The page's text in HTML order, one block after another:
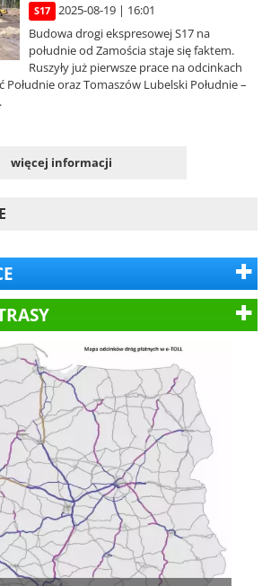
S17
2025-08-19 | 16:01
Budowa drogi ekspresowej S17 na
południe od Zamościa staje się faktem.
Ruszyły już pierwsze prace na odcinkach
Południe oraz Tomaszów Lubelski Południe –
więcej informacji